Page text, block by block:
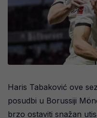
Haris Tabaković ove
posudbi u Borussiji
brzo ostaviti snažan